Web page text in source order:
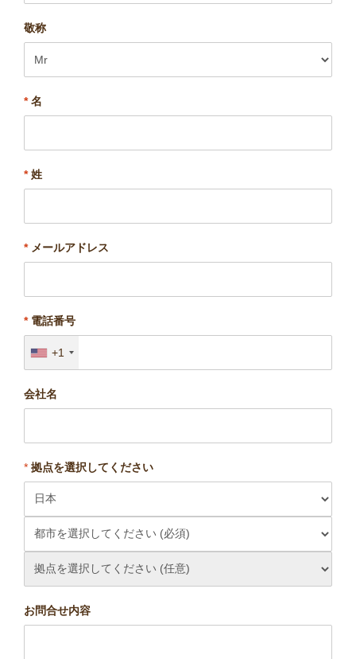
敬称
*名
*姓
*メールアドレス
*電話番号
+1
会社名
* 拠点を選択してください
お問合せ内容